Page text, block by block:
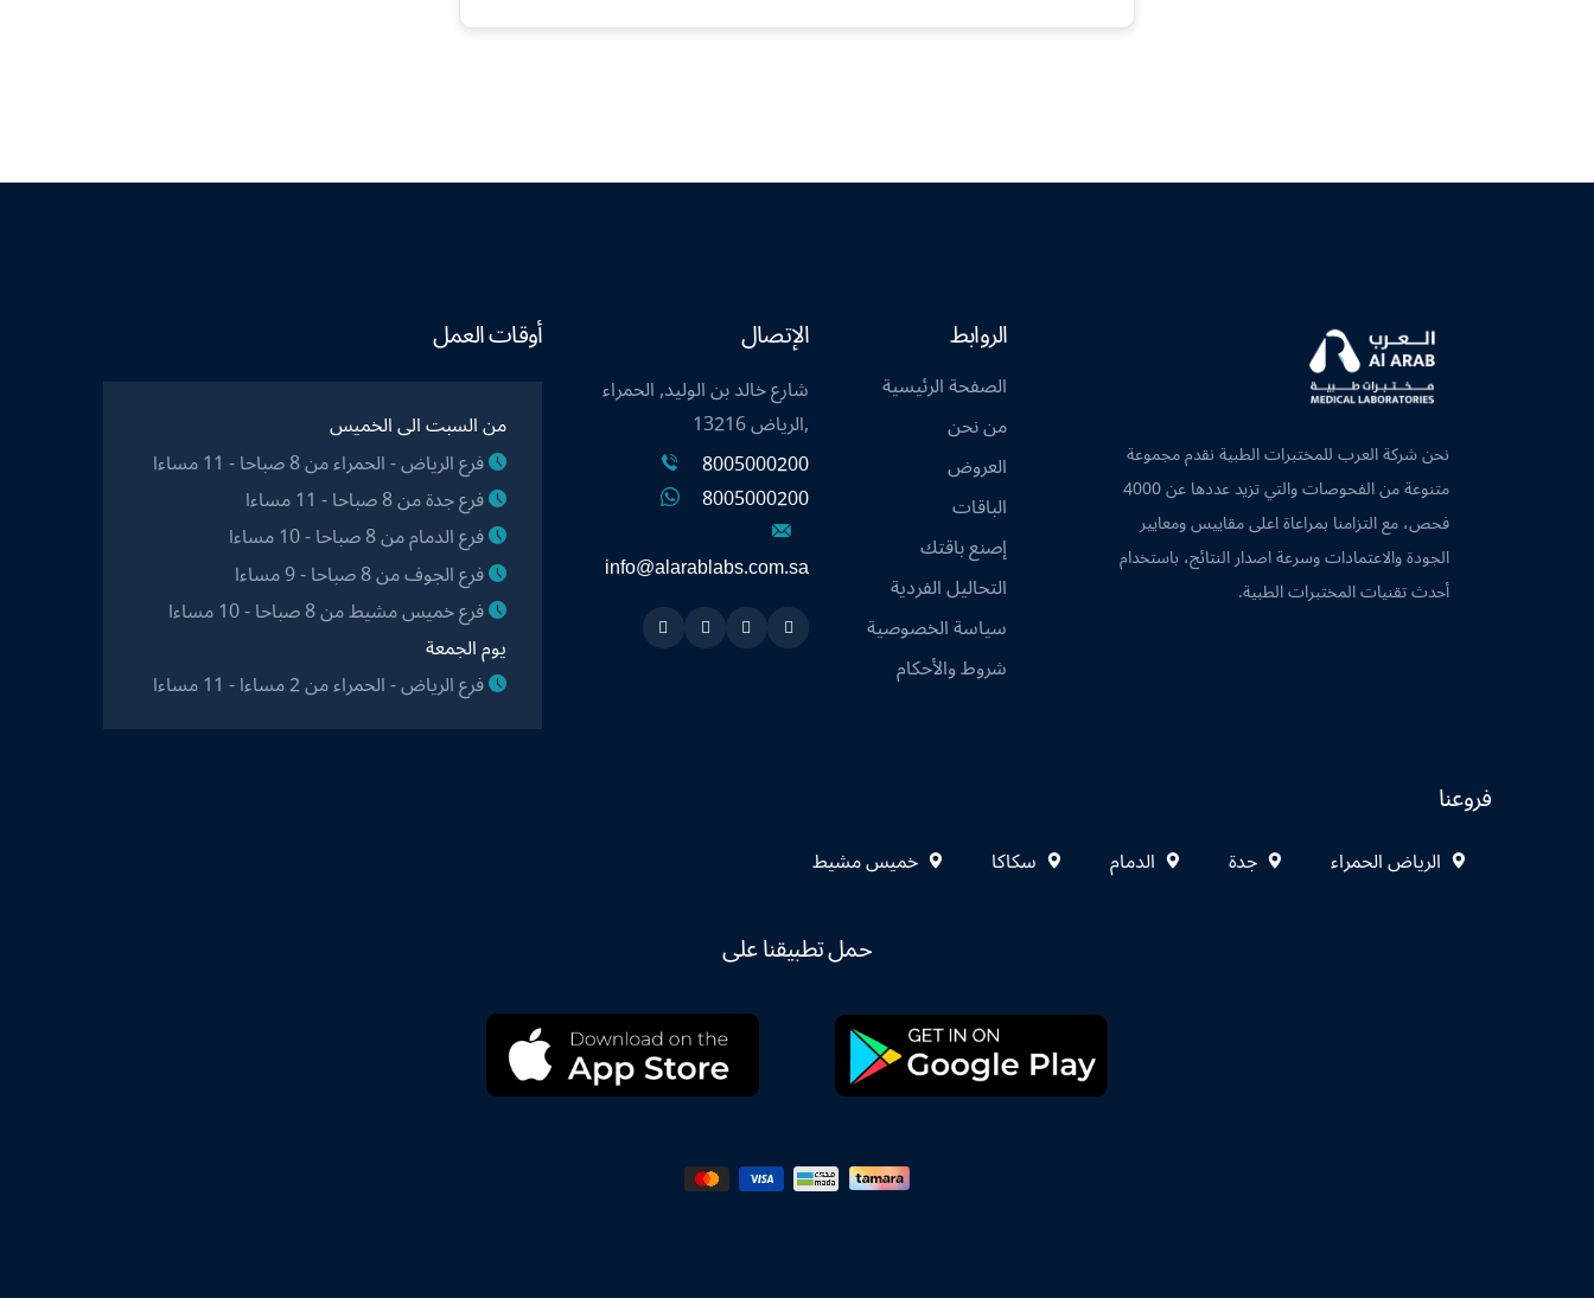
نحن شركة العرب للمختبرات الطبية نقدم مجموعة
متنوعة من الفحوصات والتي تزيد عددها عن 4000
فحص، مع التزامنا بمراعاة اعلى مقاييس ومعايير
الجودة والاعتمادات وسرعة اصدار النتائج، باستخدام
أحدث تقنيات المختبرات الطبية.
الروابط
الصفحة الرئيسية
من نحن
العروض
الباقات
إصنع باقتك
التحاليل الفردية
سياسة الخصوصية
شروط والأحكام
الإتصال
شارع خالد بن الوليد, الحمراء
,الرياض 13216
8005000200
8005000200
info@alarablabs.com.sa
Snapchat
Twitter
Linkedin
Instagram
أوقات العمل
من السبت الى الخميس
فرع الرياض - الحمراء من 8 صباحا - 11 مساءا
فرع جدة من 8 صباحا - 11 مساءا
فرع الدمام من 8 صباحا - 10 مساءا
فرع الجوف من 8 صباحا - 9 مساءا
فرع خميس مشيط من 8 صباحا - 10 مساءا
يوم الجمعة
فرع الرياض - الحمراء من 2 مساءا - 11 مساءا
فروعنا
الرياض الحمراء جدة الدمام سكاكا خميس مشيط
حمل تطبيقنا على